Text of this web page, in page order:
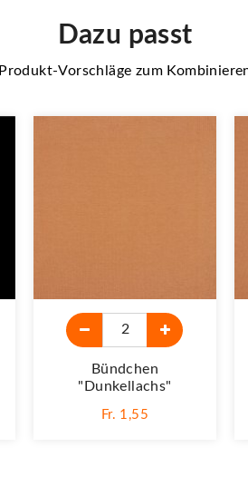
Dazu passt
Produkt-Vorschläge zum
Bündchen
"dunkellachs"
Fr. 1,55